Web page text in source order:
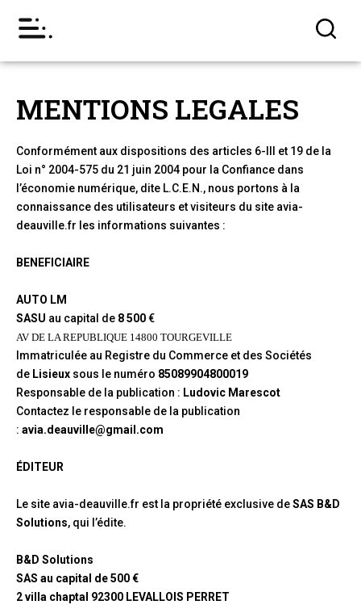
MENTIONS LEGALES
Conformément aux dispositions des articles 6-III et 19 de la
Loi n° 2004-575 du 21 juin 2004 pour la Confiance dans
l’économie numérique, dite L.C.E.N., nous portons à la
connaissance des utilisateurs et visiteurs du site avia-
deauville.fr les informations suivantes :
BENEFICIAIRE
AUTO LM
SASU au capital de 8 500€
AV DE LA REPUBLIQUE 14800 TOURGEVILLE
Immatriculée au Registre du Commerce et des Sociétés
de Lisieux sous le numéro 85089904800019
Responsable de la publication : Ludovic Marescot
Contactez le responsable de la publication
: avia.deauville@gmail.com
ÉDITEUR
Le site avia-deauville.fr est la propriété exclusive deSAS B&D
Solutions, qui l’édite.
B&D Solutions
SAS au capital de 500 €
2 villa chaptal 92300 LEVALLOIS PERRET